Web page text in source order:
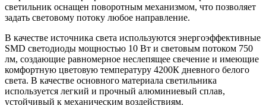
светильник оснащен поворотным механизмом, что позволяет
задать световому потоку любое направление.
В качестве источника света используются энергоэффективные
SMD светодиоды мощностью 10 Вт и световым потоком 750
лм, создающие равномерное неслепящее свечение и имеющие
комфортную цветовую температуру 4200К дневного белого
света. В качестве основного материала светильника
используется легкий и прочный алюминиевый сплав,
устойчивый к механическим воздействиям.